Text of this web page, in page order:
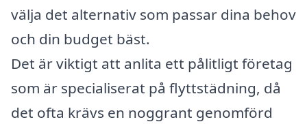
välja det alternativ som passar dina behov
och din budget bäst.
Det är viktigt att anlita ett pålitligt företag
som är specialiserat på flyttstädning, då
det ofta krävs en noggrant genomförd